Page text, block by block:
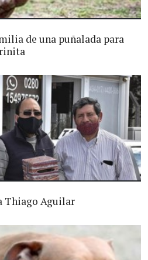
de una puñalada para
Thiago Aguilar